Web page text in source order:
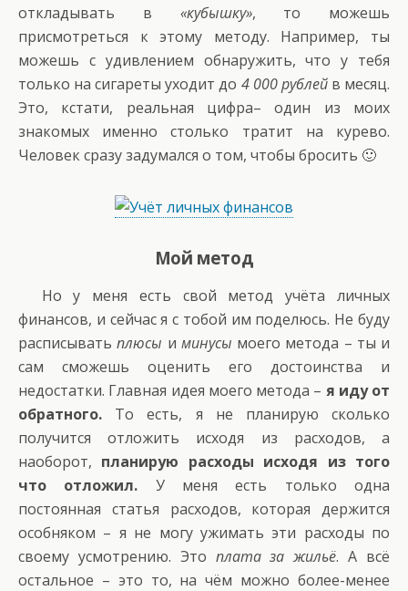
откладывать в «кубышку», то можешь
присмотреться к этому методу. Например, ты
можешь с удивлением обнаружить, что у тебя
только на сигареты уходит до 4 000 рублейв месяц.
Это, кстати, реальная цифра– один из моих
знакомых именно столько тратит на курево.
Человек сразу задумался о том, чтобы бросить 🙂
Мой метод
Но у меня есть свой метод учёта личных
финансов, и сейчас я с тобой им поделюсь. Не буду
расписыватьплюсы и минусы моего метода – ты и
сам сможешь оценить его достоинства и
недостатки. Главная идея моего метода – я иду от
обратного. То есть, я не планирую сколько
получится отложить исходя из расходов, а
наоборот, планирую расходы исходя из того
что отложил. У меня есть только одна
постоянная статья расходов, которая держится
особняком – я не могу ужимать эти расходы по
своему усмотрению. Это плата за жильё. А всё
остальное – это то, на чём можно более-менее